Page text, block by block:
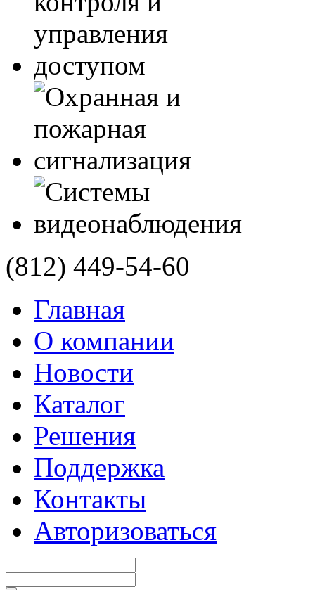
(812) 449-54-60
Главная
О компании
Новости
Каталог
Решения
Поддержка
Контакты
Авторизоваться